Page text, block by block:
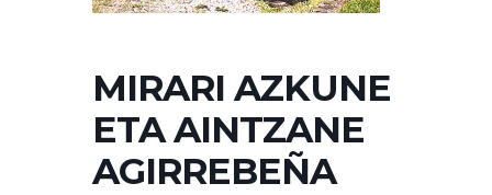
MIRARI AZKUNE
ETA AINTZANE
AGIRREBEÑA